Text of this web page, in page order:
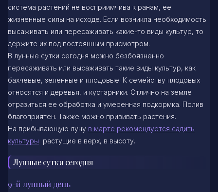
система растений не восприимчива к ранам, ее
жизненные силы на исходе. Если возникла необходимость
высаживать или пересаживать какие-то виды культур, то
держите их под постоянным присмотром.
В лунные сутки сегодня можно безбоязненно
пересаживать или высаживать такие виды культур, как
бахчевые, зеленные и плодовые. К семейству плодовых
относятся и деревья, и кустарники. Отлично на земле
отразиться ее обработка и умеренная подкормка. Полив
благоприятен. Также можно прививать растения.
На прибывающую луну в марте рекомендуется садить
культуры растущие в верх, в высоту.
Лунные сутки сегодня
9-й лунный день